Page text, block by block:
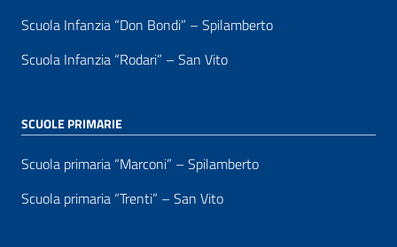
Scuola Infanzia “Don Bondi” – Spilamberto
Scuola Infanzia “Rodari” – San Vito
SCUOLE PRIMARIE
Scuola primaria “Marconi” – Spilamberto
Scuola primaria “Trenti” – San Vito